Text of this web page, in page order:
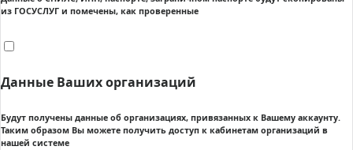
из ГОСУСЛУГ и помечены, как проверенные
Данные Ваших организаций
Будут получены данные об организациях, привязанных к Вашему аккаунту.
Таким образом Вы можете получить доступ к кабинетам организаций в
нашей системе